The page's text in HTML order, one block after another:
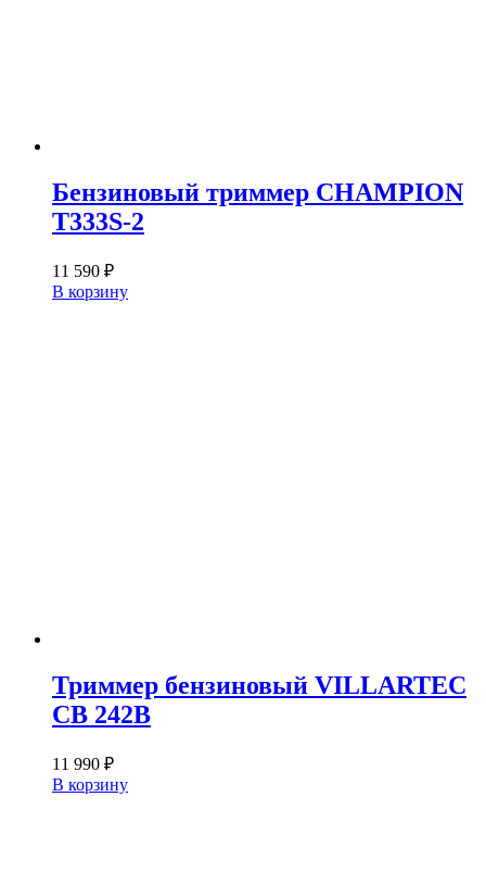
Бензиновый триммер CHAMPION
T333S-2
11 590 ₽
В корзину
Триммер бензиновый VILLARTEC
CB 242B
11 990 ₽
В корзину